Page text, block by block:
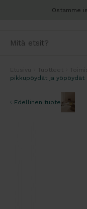
Ostamme
pikkupöydät ja yöpöydät
Edellinen tuote